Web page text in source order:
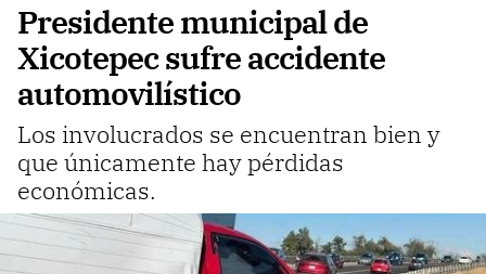
Presidente municipal de
Xicotepec sufre accidente
automovilístico
Los involucrados se encuentran bien y
que únicamente hay pérdidas
económicas.